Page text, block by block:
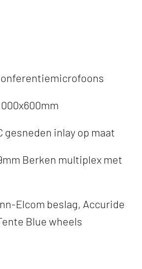
gesneden inlay op maat
Berken multiplex met
Elcom beslag, Accuride
Blue wheels